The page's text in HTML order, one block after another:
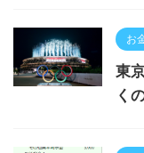
お
東
く